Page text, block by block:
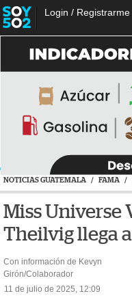
Login / Registrarme
NOTICIAS GUATEMALA / FAMA /
Miss
Theilvig llega
Con información de Kevyn
Girón/Colaborador
11 de julio de 2025, 12:09